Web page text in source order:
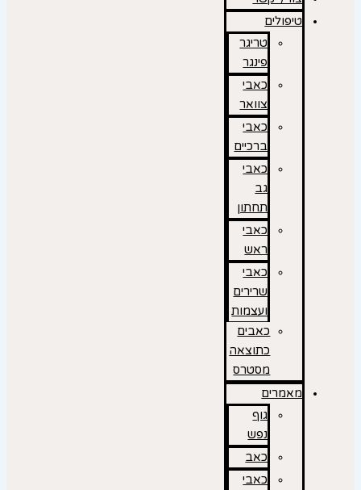
טיפולים
טריגר
פינגר
כאבי
צוואר
כאבי
ברכיים
כאבי
גב
תחתון
כאבי
ראש
כאבי
שרירים
ועצמות
כאבים
כתוצאה
מסטרס
מאמרים
גוף
נפש
כאב
כאבי